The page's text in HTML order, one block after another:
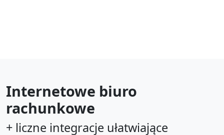
Internetowe biuro
rachunkowe
+ liczne integracje ułatwiające